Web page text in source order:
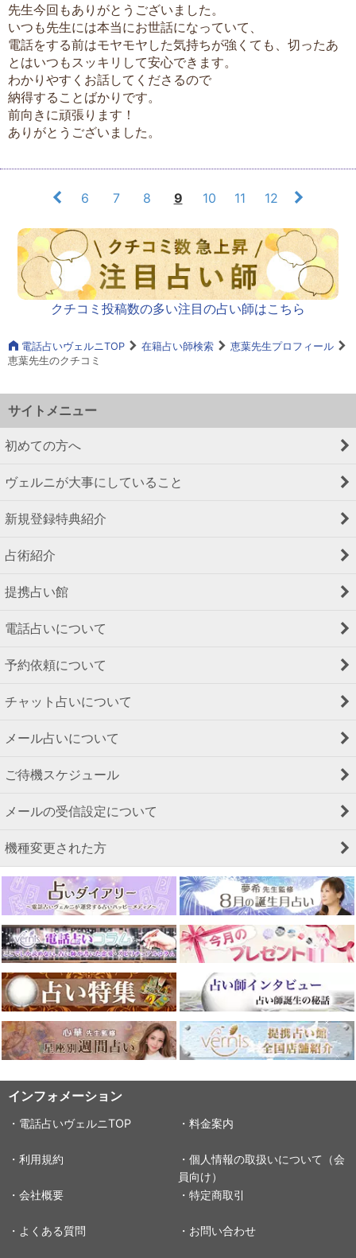
先生今回もありがとうございました。
いつも先生には本当にお世話になっていて、
電話をする前はモヤモヤした気持ちが強くても、切ったあ
とはいつもスッキリして安心できます。
わかりやすくお話してくださるので
納得することばかりです。
前向きに頑張ります！
ありがとうございました。
6 7 8 9 10 11 12
クチコミ投稿数の多い注目の占い師はこちら
電話占いヴェルニTOP 在籍占い師検索
恵葉先生プロフィール
恵葉先生のクチコミ
サイトメニュー
初めての方へ
ヴェルニが大事にしていること
新規登録特典紹介
占術紹介
提携占い館
電話占いについて
予約依頼について
チャット占いについて
メール占いについて
ご待機スケジュール
メールの受信設定について
機種変更された方
インフォメーション
・電話占いヴェルニTOP ・料金案内
・利用規約
・個人情報の取扱いについて（会
員向け）
・会社概要
・特定商取引
・よくある質問 ・お問い合わせ